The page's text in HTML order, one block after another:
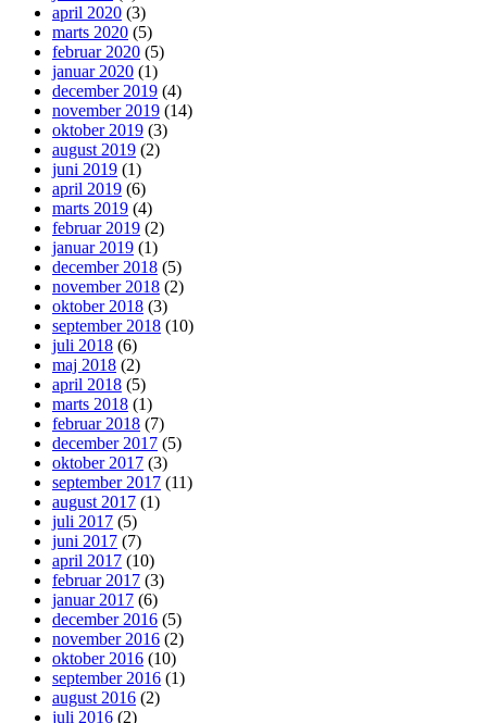
april 2020 (3)
marts 2020 (5)
februar 2020 (5)
januar 2020 (1)
december 2019 (4)
november 2019 (14)
oktober 2019 (3)
august 2019 (2)
juni 2019 (1)
april 2019 (6)
marts 2019 (4)
februar 2019 (2)
januar 2019 (1)
december 2018 (5)
november 2018 (2)
oktober 2018 (3)
september 2018 (10)
juli 2018 (6)
maj 2018 (2)
april 2018 (5)
marts 2018 (1)
februar 2018 (7)
december 2017 (5)
oktober 2017 (3)
september 2017 (11)
august 2017 (1)
juli 2017 (5)
juni 2017 (7)
april 2017 (10)
februar 2017 (3)
januar 2017 (6)
december 2016 (5)
november 2016 (2)
oktober 2016 (10)
september 2016 (1)
august 2016 (2)
juli 2016 (2)